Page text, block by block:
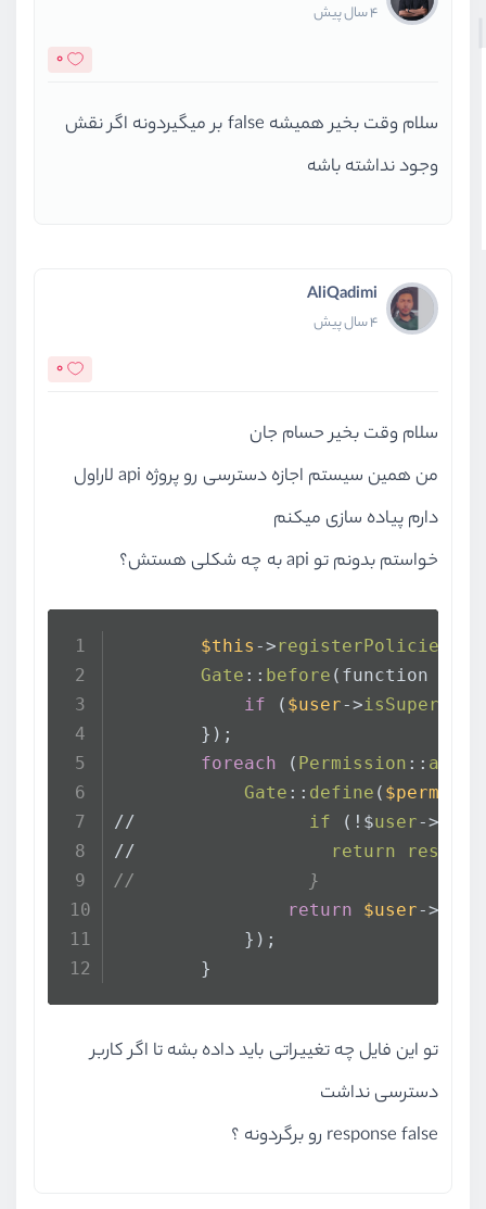
4 سال پیش
0
سلام وقت بخیر همیشه false بر میگیردونه اگر نقش
وجود نداشته باشه
AliQadimi
4 سال پیش
0
سلام وقت بخیر حسام جان
من همین سیستم اجازه دسترسی رو پروژه api لاراول
دارم پیاده سازی میکنم
خواستم بدونم تو api به چه شکلی هستش؟
$this -> registerPolicies
Gate :: before (function (
if ( $user->isSuperUser
        });
foreach ( Permission :: all
Gate :: define (
// if (!$user->
//
return
//                }
return
$user->
            });
        }
تو این فایل چه تغییراتی باید داده بشه تا اگر کاربر
دسترسی نداشت
response false رو برگردونه ؟